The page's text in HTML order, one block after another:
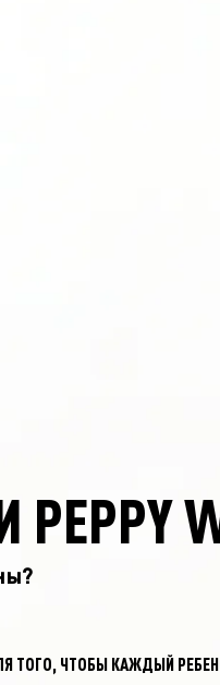
ТОГО, ЧТОБЫ КАЖДЫЙ